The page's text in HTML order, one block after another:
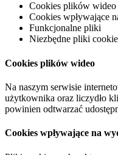
Cookies plików wideo
Cookies wpływające
Funkcjonalne pliki
Niezbędne pliki
Cookies plików wideo
Na naszym serwisie
użytkownika oraz liczydło
powinien odtwarzać
Cookies wpływające na